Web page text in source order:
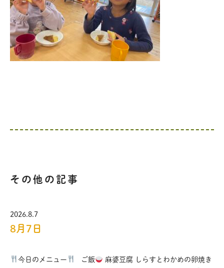
その他の記事
2026.8.7
8月7日
今日のメニュー ご飯
麻婆豆腐 しらすとわかめの卵焼き